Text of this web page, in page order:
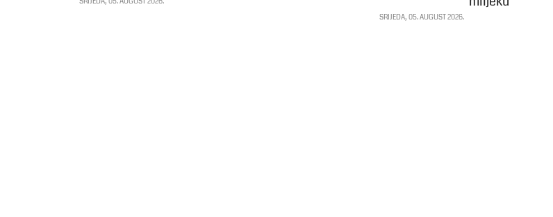
SRIJEDA, 05. AUGUST 2026.